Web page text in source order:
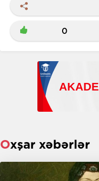
0
Oxşar xəbərlər